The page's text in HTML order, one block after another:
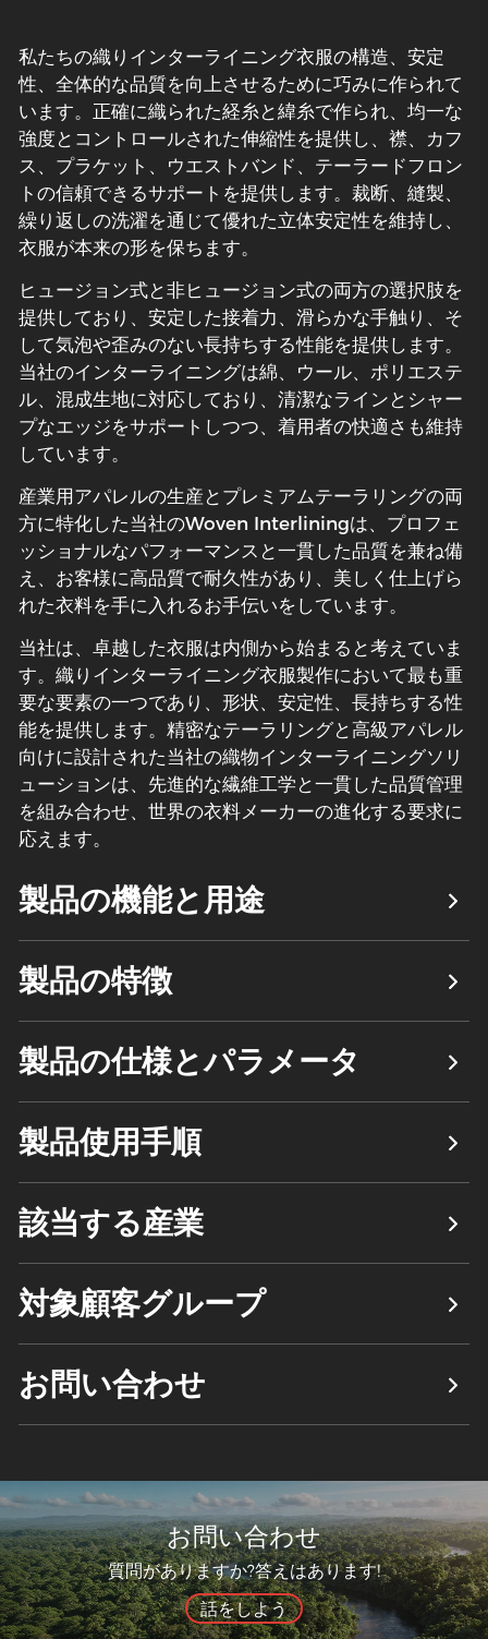
私たちの織りインターライニング衣服の構造、安定
性、全体的な品質を向上させるために巧みに作られて
います。正確に織られた経糸と緯糸で作られ、均一な
強度とコントロールされた伸縮性を提供し、襟、カフ
ス、プラケット、ウエストバンド、テーラードフロン
トの信頼できるサポートを提供します。裁断、縫製、
繰り返しの洗濯を通じて優れた立体安定性を維持し、
衣服が本来の形を保ちます。
ヒュージョン式と非ヒュージョン式の両方の選択肢を
提供しており、安定した接着力、滑らかな手触り、そ
して気泡や歪みのない長持ちする性能を提供します。
当社のインターライニングは綿、ウール、ポリエステ
ル、混成生地に対応しており、清潔なラインとシャー
プなエッジをサポートしつつ、着用者の快適さも維持
しています。
産業用アパレルの生産とプレミアムテーラリングの両
方に特化した当社のWoven Interliningは、プロフェ
ッショナルなパフォーマンスと一貫した品質を兼ね備
え、お客様に高品質で耐久性があり、美しく仕上げら
れた衣料を手に入れるお手伝いをしています。
当社は、卓越した衣服は内側から始まると考えていま
す。織りインターライニング衣服製作において最も重
要な要素の一つであり、形状、安定性、長持ちする性
能を提供します。精密なテーラリングと高級アパレル
向けに設計された当社の織物インターライニングソリ
ューションは、先進的な繊維工学と一貫した品質管理
を組み合わせ、世界の衣料メーカーの進化する要求に
応えます。
製品の機能と用途
製品の特徴
製品の仕様とパラメータ
製品使用手順
該当する産業
対象顧客グループ
お問い合わせ
お問い合わせ
質問がありますか?答えはあります!
話をしよう